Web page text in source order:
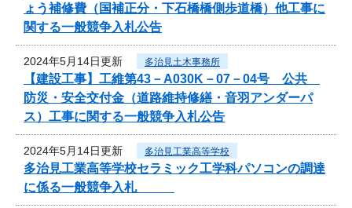
ょう補修費（国補正分・下石橋橋側歩道橋）他工事に
関する一般競争入札公告
2024年5月14日更新 多治見土木事務所
【建設工事】工維第43－A030K－07－04号 公共
防災・安全交付金（道路維持修繕・音羽アンダーパ
ス）工事に関する一般競争入札公告
2024年5月14日更新 多治見工業高等学校
多治見工業高等学校セラミック工学科パソコンの調達
に係る一般競争入札